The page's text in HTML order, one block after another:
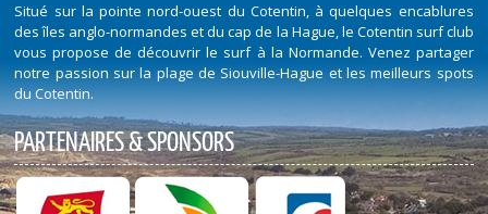
Situé sur la pointe nord-ouest du Cotentin, à quelques encablures
des îles anglo-normandes et du cap de la Hague, le Cotentin surf club
vous propose de découvrir le surf à la Normande. Venez partager
notre passion sur la plage de Siouville-Hague et les meilleurs spots
du Cotentin.
PARTENAIRES & SPONSORS